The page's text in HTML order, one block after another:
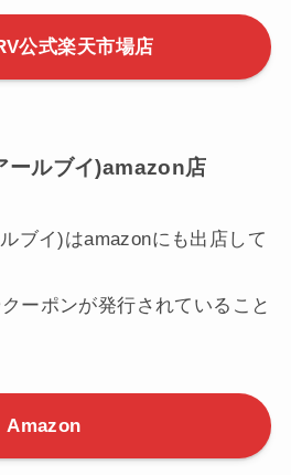
公式楽天市場店
ールブイ)amazon店
ブイ)はamazonにも出店して
ーポンが発行されていること
Amazon